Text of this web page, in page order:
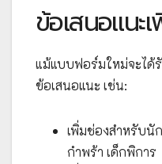
ข้อเสนอแนะ
แม้แบบฟอร์มใหม่จะได้
ข้อเสนอแนะ เช่น:
เพิ่มช่องสำหรับนั
กำพร้า เด็กพิการ